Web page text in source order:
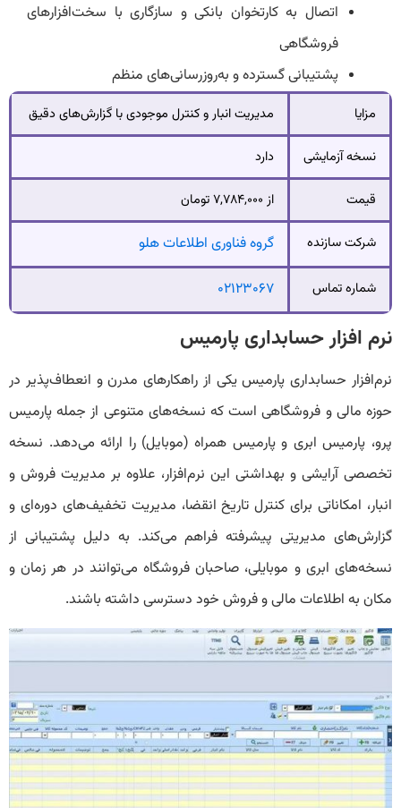
اتصال به کارتخوان بانکی و سازگاری با سخت‌افزارهای
فروشگاهی
پشتیبانی گسترده و به‌روزرسانی‌های منظم
مزایا مدیریت انبار و کنترل موجودی با گزارش‌های دقیق
نسخه آزمایشی دارد
قیمت از ۷,۷۸۴,۰۰۰ تومان
شرکت سازنده گروه فناوری اطلاعات هلو
شماره تماس ۰۲۱۲۳۰۶۷
نرم افزار حسابداری پارمیس
نرم‌افزار حسابداری پارمیس یکی از راهکارهای مدرن و انعطاف‌پذیر در
حوزه مالی و فروشگاهی است که نسخه‌های متنوعی از جمله پارمیس
پرو، پارمیس ابری و پارمیس همراه (موبایل) را ارائه می‌دهد. نسخه
تخصصی آرایشی و بهداشتی این نرم‌افزار، علاوه بر مدیریت فروش و
انبار، امکاناتی برای کنترل تاریخ انقضا، مدیریت تخفیف‌های دوره‌ای و
گزارش‌های مدیریتی پیشرفته فراهم می‌کند. به دلیل پشتیبانی از
نسخه‌های ابری و موبایلی، صاحبان فروشگاه می‌توانند در هر زمان و
مکان به اطلاعات مالی و فروش خود دسترسی داشته باشند.